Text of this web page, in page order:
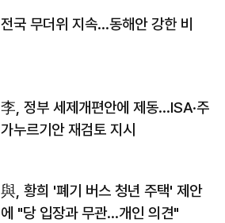
전국 무더위 지속…동해안 강한 비
李, 정부 세제개편안에 제동…ISA·주
가누르기안 재검토 지시
與, 황희 '폐기 버스 청년 주택' 제안
에 "당 입장과 무관…개인 의견"